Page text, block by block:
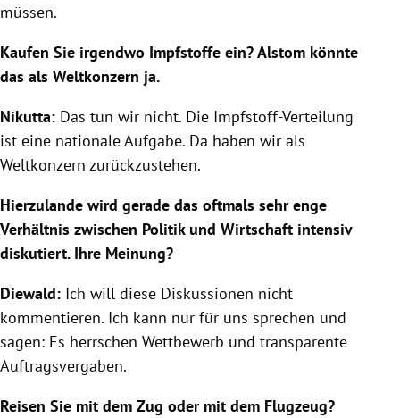
müssen.
Kaufen Sie irgendwo Impfstoffe ein? Alstom könnte
das als Weltkonzern ja.
Nikutta: Das tun wir nicht. Die Impfstoff-Verteilung
ist eine nationale Aufgabe. Da haben wir als
Weltkonzern zurückzustehen.
Hierzulande wird gerade das oftmals sehr enge
Verhältnis zwischen Politik und Wirtschaft intensiv
diskutiert. Ihre Meinung?
Diewald: Ich will diese Diskussionen nicht
kommentieren. Ich kann nur für uns sprechen und
sagen: Es herrschen Wettbewerb und transparente
Auftragsvergaben.
Reisen Sie mit dem Zug oder mit dem Flugzeug?